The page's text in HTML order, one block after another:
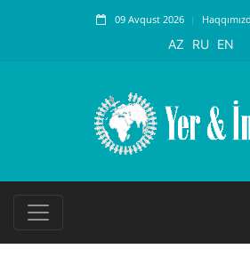
09 Avqust 2026
AZ RU EN